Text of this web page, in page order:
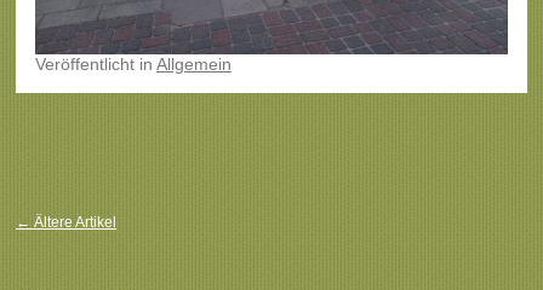
Veröffentlicht in Allgemein
← Ältere Artikel